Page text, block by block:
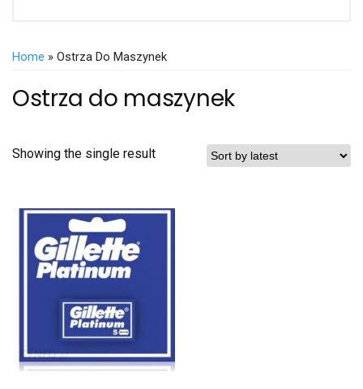
Home » Ostrza Do Maszynek
Ostrza do maszynek
Showing the single result